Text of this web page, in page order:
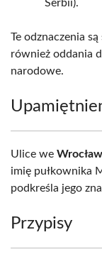
Serbii).
Te odznaczenia
również oddania
narodowe.
Ulice we
imię pułkownika
podkreśla jego
Przypisy